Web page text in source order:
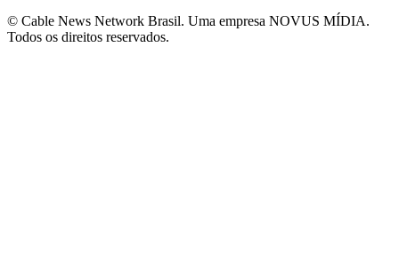
© Cable News Network Brasil. Uma empresa NOVUS MÍDIA.
Todos os direitos reservados.